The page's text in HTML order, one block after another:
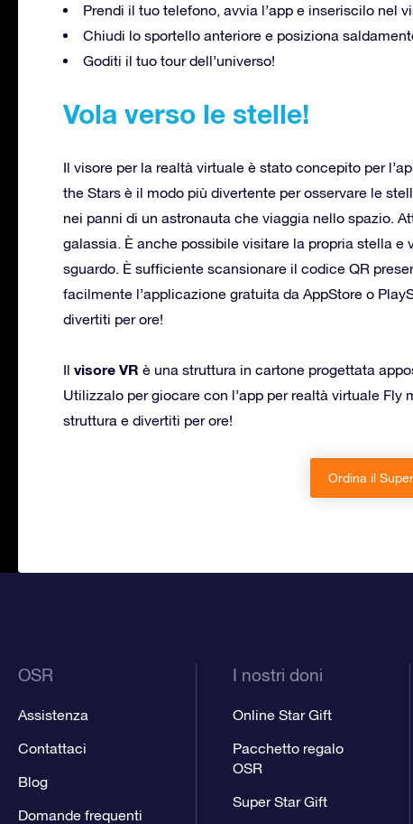
Prendi il tuo telefono, avvia l’app e inseriscilo nel
Chiudi lo sportello anteriore e posiziona
Goditi il tuo tour dell’universo!
Vola verso le stelle!
Il visore per la realtà virtuale è stato concepito per
the Stars è il modo più divertente per osservare le
nei panni di un astronauta che viaggia nello spazio.
galassia. È anche possibile visitare la propria stella
sguardo. È sufficiente scansionare il codice QR
facilmente l’applicazione gratuita da AppStore o
divertiti per ore!
Il visore VR è una struttura in cartone progettata
Utilizzalo per giocare con l’app per realtà virtuale
struttura e divertiti per ore!
Ordina il
OSR
Assistenza
Contattaci
Blog
Domande frequenti
I nostri doni
Online Star Gift
Pacchetto regalo
OSR
Super Star Gift